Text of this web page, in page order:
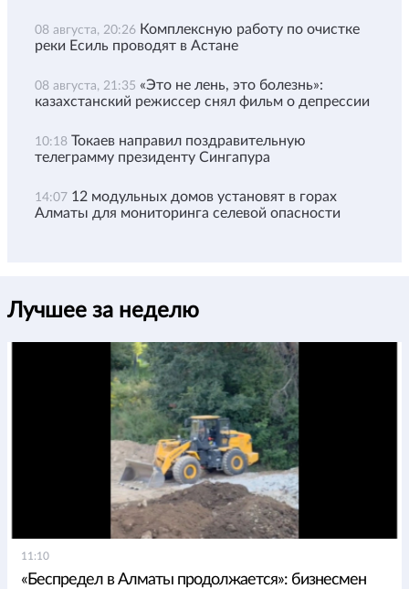
08 августа, 20:26 Комплексную работу по очистке
реки Есиль проводят в Астане
08 августа, 21:35 «Это не лень, это болезнь»:
казахстанский режиссер снял фильм о депрессии
10:18 Токаев направил поздравительную
телеграмму президенту Сингапура
14:07 12 модульных домов установят в горах
Алматы для мониторинга селевой опасности
Лучшее за неделю
11:10
«Беспредел в Алматы продолжается»: бизнесмен